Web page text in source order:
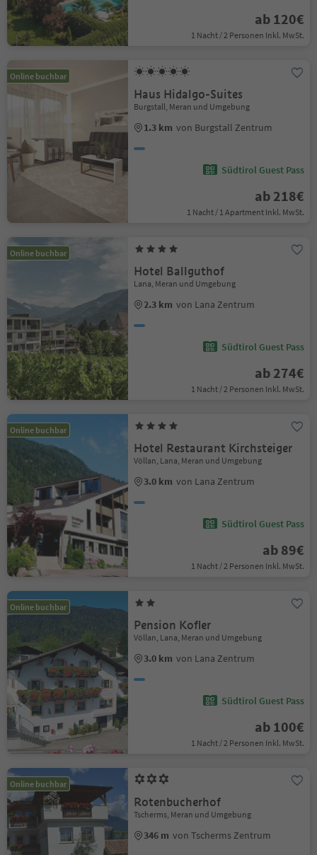
ab 120€
1 Nacht / 2 Personen Inkl. MwSt.
Online buchbar
Haus Hidalgo-Suites
Burgstall, Meran und Umgebung
1.3 km von Burgstall Zentrum
Südtirol Guest Pass
ab 218€
1 Nacht / 1 Apartment Inkl. MwSt.
Online buchbar
Hotel Ballguthof
Lana, Meran und Umgebung
2.3 km von Lana Zentrum
Südtirol Guest Pass
ab 274€
1 Nacht / 2 Personen Inkl. MwSt.
Online buchbar
Hotel Restaurant Kirchsteiger
Völlan, Lana, Meran und Umgebung
3.0 km von Lana Zentrum
Südtirol Guest Pass
ab 89€
1 Nacht / 2 Personen Inkl. MwSt.
Online buchbar
Pension Kofler
Völlan, Lana, Meran und Umgebung
3.0 km von Lana Zentrum
Südtirol Guest Pass
ab 100€
1 Nacht / 2 Personen Inkl. MwSt.
Online buchbar
Rotenbucherhof
Tscherms, Meran und Umgebung
346 m von Tscherms Zentrum